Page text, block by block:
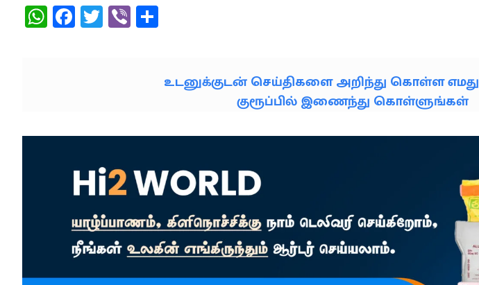
WhatsApp
Facebook
Twitter
Viber
உடனுக்குடன் செய்திகளை அறிந்து கொள்ள எமது
குரூப்பில் இணைந்து கொள்ளுங்கள்